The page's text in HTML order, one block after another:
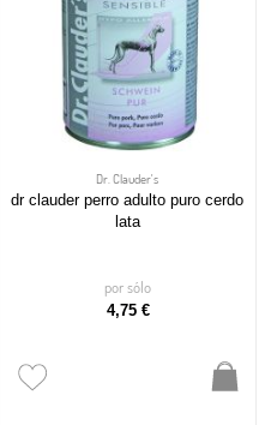
Dr. Clauder's
dr clauder perro adulto puro cerdo
lata
por sólo
4,75 €